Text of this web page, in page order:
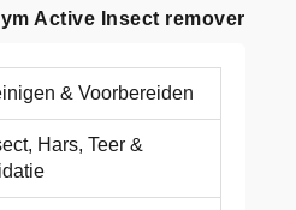
Active Insect remover
& Voorbereiden
Hars, Teer &